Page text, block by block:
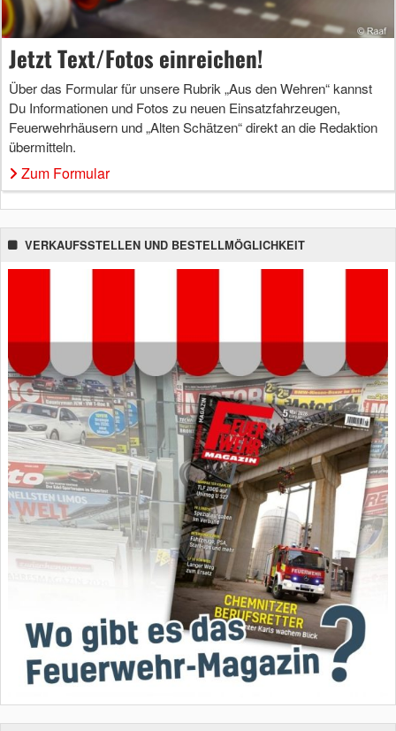
Jetzt Text/Fotos einreichen!
Über das Formular für unsere Rubrik „Aus den Wehren“ kannst
Du Informationen und Fotos zu neuen Einsatzfahrzeugen,
Feuerwehrhäusern und „Alten Schätzen“ direkt an die Redaktion
übermitteln.
Zum Formular
VERKAUFSSTELLEN UND BESTELLMÖGLICHKEIT